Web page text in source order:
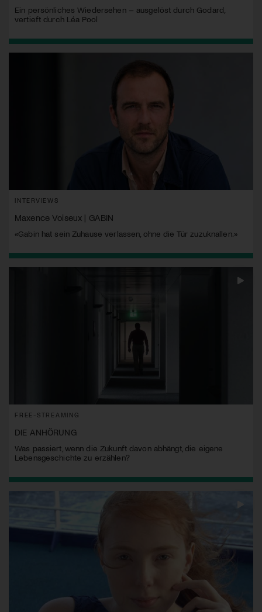
Ein persönliches Wiedersehen – ausgelöst durch Godard,
vertieft durch Léa Pool
INTERVIEWS
Maxence Voiseux | GABIN
«Gabin hat sein Zuhause verlassen, ohne die Tür zuzuknallen.»
FREE-STREAMING
DIE ANHÖRUNG
Was passiert, wenn die Zukunft davon abhängt, die eigene
Lebensgeschichte zu erzählen?